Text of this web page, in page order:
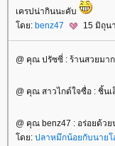
เครปน่ากินนะคับ
ดย: benz47 15 มิถุน
@ คุณ ปรัซซี่ : ร้านสวยมา
@ คุณ สาวไกด์ใจซื่อ : ชิ้น
@ คุณ benz47 : อร่อยด้ว
ดย: ปลาหมึกน้อยกับนายโ